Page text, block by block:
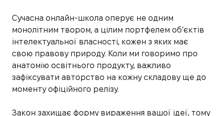
Сучасна онлайн-школа оперує не одним
монолітним твором, а цілим портфелем об’єктів
інтелектуальної власності, кожен з яких має
свою правову природу. Коли ми говоримо про
анатомію освітнього продукту, важливо
зафіксувати авторство на кожну складову ще до
моменту офіційного релізу.
Закон захищає форму вираження вашої ідеї, тому